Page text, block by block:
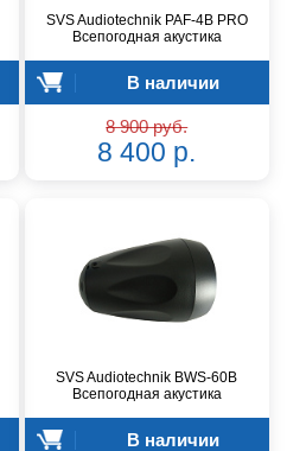
SVS Audiotechnik PAF-4B PRO
Всепогодная акустика
В наличии
8 900 руб.
8 400 р.
SVS Audiotechnik BWS-60B
Всепогодная акустика
В наличии